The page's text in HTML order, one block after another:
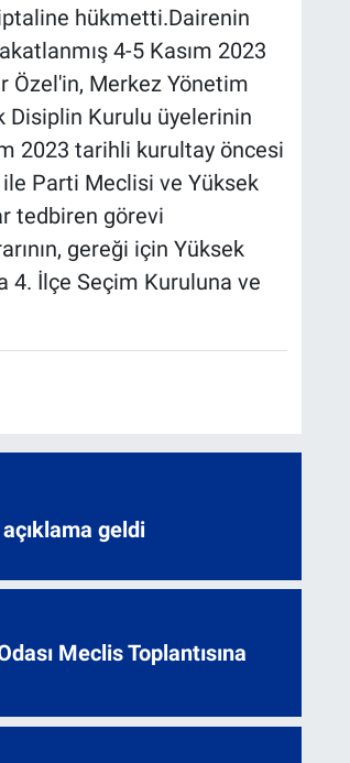
hükmetti.Dairenin
4-5 Kasım 2023
Özel'in, Merkez Yönetim
Disiplin Kurulu üyelerinin
2023 tarihli kurultay öncesi
Parti Meclisi ve Yüksek
tedbiren görevi
gereği için Yüksek
4. İlçe Seçim Kuruluna ve
geldi
Meclis Toplantısına